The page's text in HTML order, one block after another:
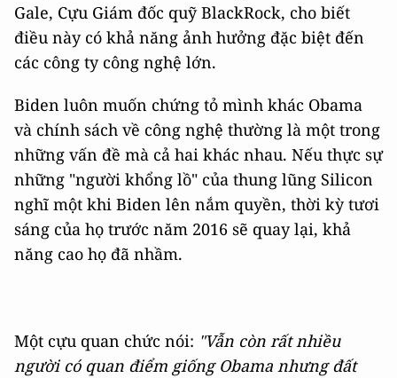
Gale, Cựu Giám đốc quỹ BlackRock, cho biết
điều này có khả năng ảnh hưởng đặc biệt đến
các công ty công nghệ lớn.
Biden luôn muốn chứng tỏ mình khác Obama
và chính sách về công nghệ thường là một trong
những vấn đề mà cả hai khác nhau. Nếu thực sự
những "người khổng lồ" của thung lũng Silicon
nghĩ một khi Biden lên nắm quyền, thời kỳ tươi
sáng của họ trước năm 2016 sẽ quay lại, khả
năng cao họ đã nhầm.
Một cựu quan chức nói: "Vẫn còn rất nhiều
người có quan điểm giống Obama nhưng đất